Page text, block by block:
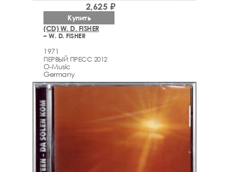
(CD) W. D. FISHER
– W. D. FISHER
1971
ПЕРВЫЙ ПРЕСС 2012
O-Music
Germany
2,625 ₽
Купить